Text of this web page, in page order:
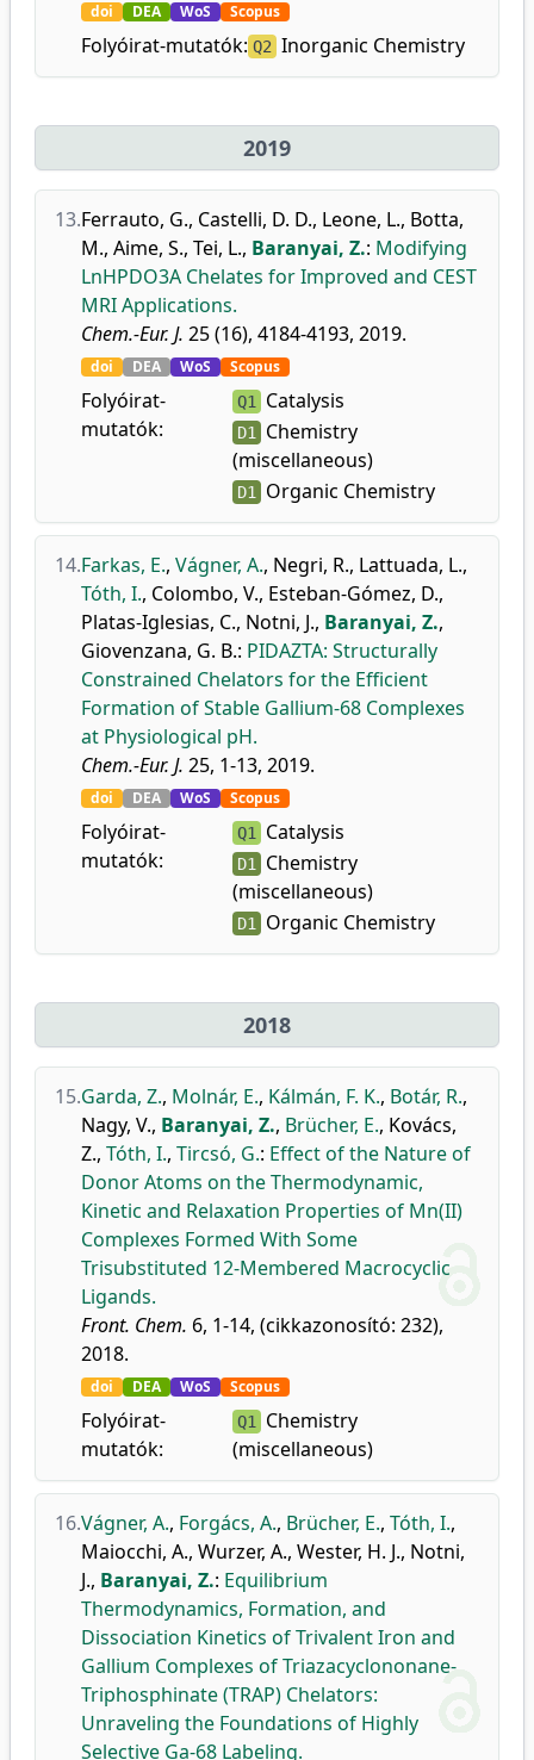
doi DEA WoS Scopus
Folyóirat-mutatók: Q2 Inorganic Chemistry
2019
13.Ferrauto, G., Castelli, D. D., Leone, L., Botta,
M., Aime, S., Tei, L., Baranyai, Z.: Modifying
LnHPDO3A Chelates for Improved and CEST
MRI Applications.
Chem.-Eur. J. 25 (16), 4184-4193, 2019.
doi DEA WoS Scopus
Folyóirat-
mutatók:
Q1 Catalysis
D1
Chemistry
(miscellaneous)
D1 Organic Chemistry
14.Farkas, E., Vágner, A., Negri, R., Lattuada, L.,
Tóth, I., Colombo, V., Esteban-Gómez, D.,
Platas-Iglesias, C., Notni, J., Baranyai, Z.,
Giovenzana, G. B.: PIDAZTA: Structurally
Constrained Chelators for the Efficient
Formation of Stable Gallium-68 Complexes
at Physiological pH.
Chem.-Eur. J. 25, 1-13, 2019.
doi DEA WoS Scopus
Folyóirat-
mutatók:
Q1 Catalysis
D1
Chemistry
(miscellaneous)
D1 Organic Chemistry
2018
15.Garda, Z., Molnár, E., Kálmán, F. K., Botár, R.,
Nagy, V., Baranyai, Z., Brücher, E., Kovács,
Z., Tóth, I., Tircsó, G.: Effect of the Nature of
Donor Atoms on the Thermodynamic,
Kinetic and Relaxation Properties of Mn(II)
Complexes Formed With Some
Trisubstituted 12-Membered Macrocyclic
Ligands.
Front. Chem. 6, 1-14, (cikkazonosító: 232),
2018.
doi DEA WoS Scopus
Folyóirat-
mutatók:
Q1
Chemistry
(miscellaneous)
16.Vágner, A., Forgács, A., Brücher, E., Tóth, I.,
Maiocchi, A., Wurzer, A., Wester, H. J., Notni,
J., Baranyai, Z.: Equilibrium
Thermodynamics, Formation, and
Dissociation Kinetics of Trivalent Iron and
Gallium Complexes of Triazacyclononane-
Triphosphinate (TRAP) Chelators:
Unraveling the Foundations of Highly
Selective Ga-68 Labeling.